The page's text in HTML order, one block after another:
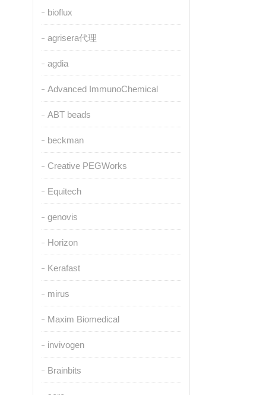
bioflux
agrisera代理
agdia
Advanced ImmunoChemical
ABT beads
beckman
Creative PEGWorks
Equitech
genovis
Horizon
Kerafast
mirus
Maxim Biomedical
invivogen
Brainbits